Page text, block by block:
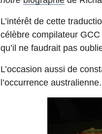
L’intérêt de cette
célèbre compilateur
qu’il ne faudrait pas
L’occasion aussi de
l’occurrence australienne.